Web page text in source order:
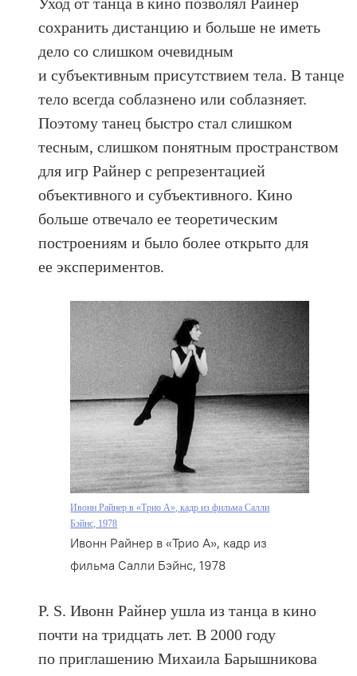
сохранить дистанцию и больше не иметь
дело со слишком очевидным
и субъективным присутствием тела. В танце
тело всегда соблазнено или соблазняет.
Поэтому танец быстро стал слишком
тесным, слишком понятным пространством
для игр Райнер с репрезентацией
объективного и субъективного. Кино
больше отвечало ее теоретическим
построениям и было более открыто для
ее экспериментов.
Ивонн Райнер в «Трио А», кадр из фильма Салли
Бэйнс, 1978
Ивонн Райнер в «Трио А», кадр из
фильма Салли Бэйнс, 1978
Р. S. Ивонн Райнер ушла из танца в кино
почти на тридцать лет. В 2000 году
по приглашению Михаила Барышникова